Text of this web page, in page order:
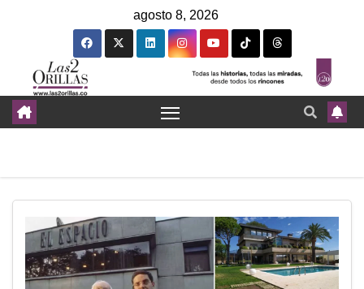
agosto 8, 2026